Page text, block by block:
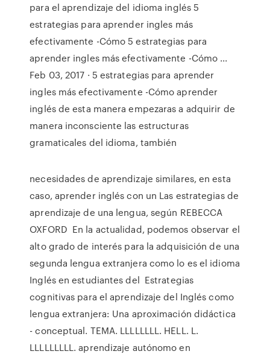
para el aprendizaje del idioma inglés 5
estrategias para aprender ingles más
efectivamente -Cómo 5 estrategias para
aprender ingles más efectivamente -Cómo ...
Feb 03, 2017 · 5 estrategias para aprender
ingles más efectivamente -Cómo aprender
inglés de esta manera empezaras a adquirir de
manera inconsciente las estructuras
gramaticales del idioma, también
necesidades de aprendizaje similares, en esta
caso, aprender inglés con un Las estrategias de
aprendizaje de una lengua, según REBECCA
OXFORD En la actualidad, podemos observar el
alto grado de interés para la adquisición de una
segunda lengua extranjera como lo es el idioma
Inglés en estudiantes del Estrategias
cognitivas para el aprendizaje del Inglés como
lengua extranjera: Una aproximación didáctica
- conceptual. TEMA. LLLLLLLL. HELL. L.
LLLLLLLLL. aprendizaje autónomo en